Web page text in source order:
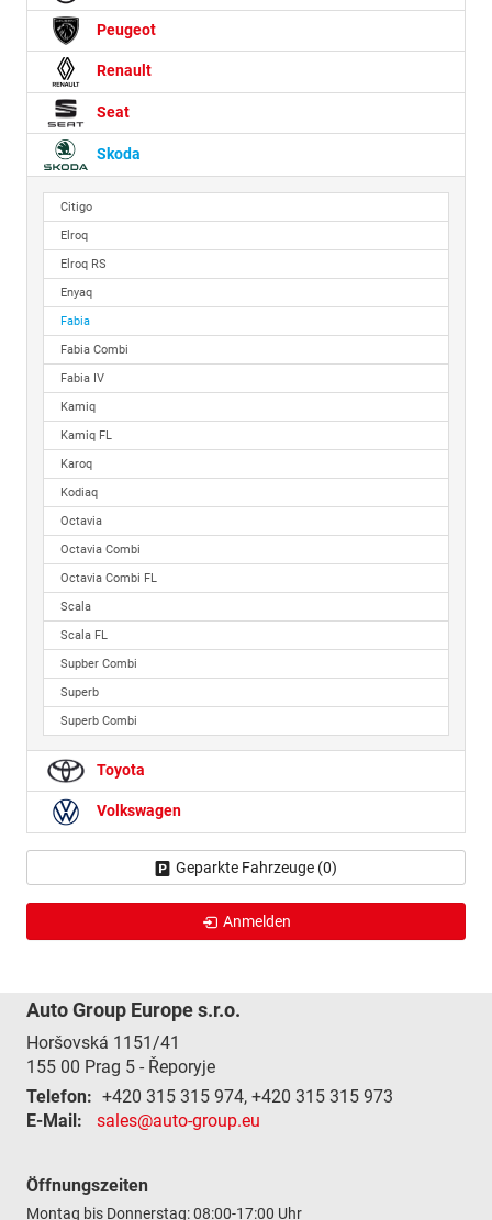
Peugeot
Renault
Seat
Skoda
Citigo
Elroq
Elroq RS
Enyaq
Fabia
Fabia Combi
Fabia IV
Kamiq
Kamiq FL
Karoq
Kodiaq
Octavia
Octavia Combi
Octavia Combi FL
Scala
Scala FL
Supber Combi
Superb
Superb Combi
Toyota
Volkswagen
Geparkte Fahrzeuge (0)
Anmelden
Auto Group Europe s.r.o.
Horšovská 1151/41
155 00 Prag 5 - Řeporyje
Telefon: +420 315 315 974, +420 315 315 973
E-Mail:
sales@auto-group.eu
Öffnungszeiten
Montag bis Donnerstag: 08:00-17:00 Uhr